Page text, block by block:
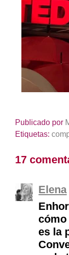
Publicado por
Etiquetas:
17
Elena
es la